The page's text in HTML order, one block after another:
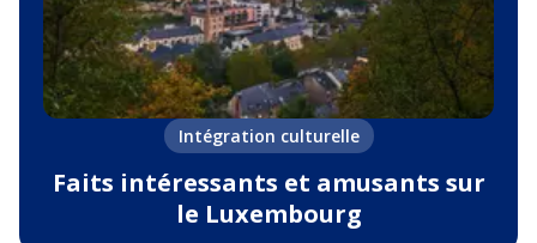
Intégration culturelle
Faits intéressants et amusants sur
le Luxembourg